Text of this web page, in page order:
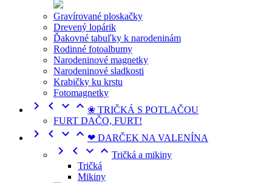
Gravírované ploskačky
Drevený lopárik
Ďakovné tabuľky k narodeninám
Rodinné fotoalbumy
Narodeninové magnetky
Narodeninové sladkosti
Krabičky ku krstu
Fotomagnetky
    ❀ TRIČKÁ S POTLAČOU
FURT DAČO, FURT!
    ❤ DARČEK NA VALENÍNA
    Tričká a mikiny
Tričká
Mikiny